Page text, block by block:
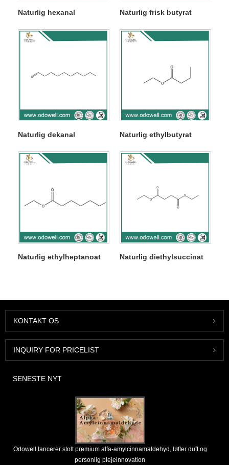
Naturlig hexanal Naturlig frisk butyrat
Naturlig dekanal Naturlig ethylbutyrat
Naturlig ethylheptanoat Naturlig diethylsuccinat
KONTAKT OS
INQUIRY FOR PRICELIST
SENESTE NYT
Odowell lancerer stolt premium alfa-amylcinnamaldehyd, løfter duft og
personlig plejeinnovation